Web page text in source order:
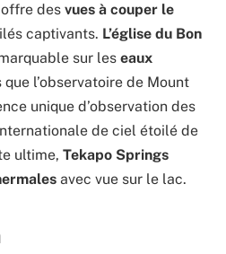
des vues à couper le
captivants. L’église du Bon
sur les eaux
que l’observatoire de Mount
unique d’observation des
de ciel étoilé de
ultime, Tekapo Springs
avec vue sur le lac.